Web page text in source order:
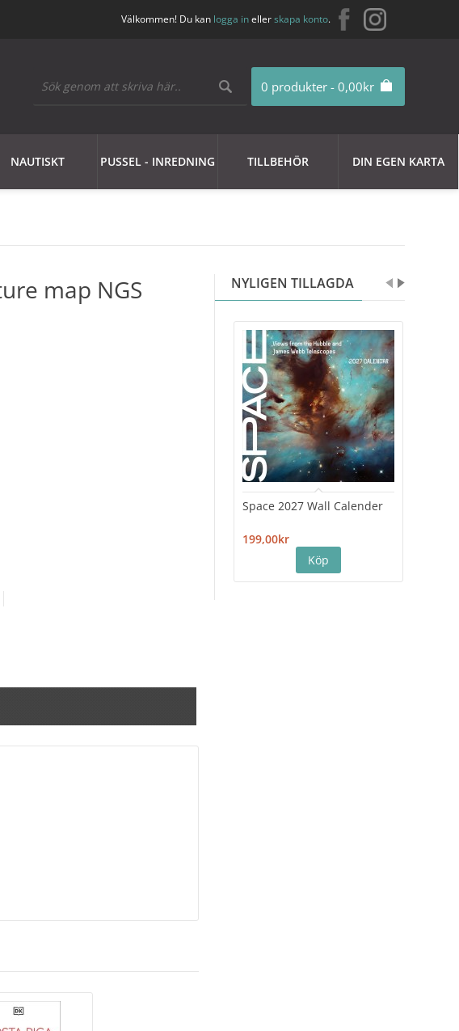
Välkommen! Du kan logga inellerskapa konto.
0 produkter - 0,00kr
NAUTISKT PUSSEL - INREDNING TILLBEHÖR DIN EGEN KARTA
NYLIGEN TILLAGDA
Space 2027 Wall Calender
199,00kr
map NGS